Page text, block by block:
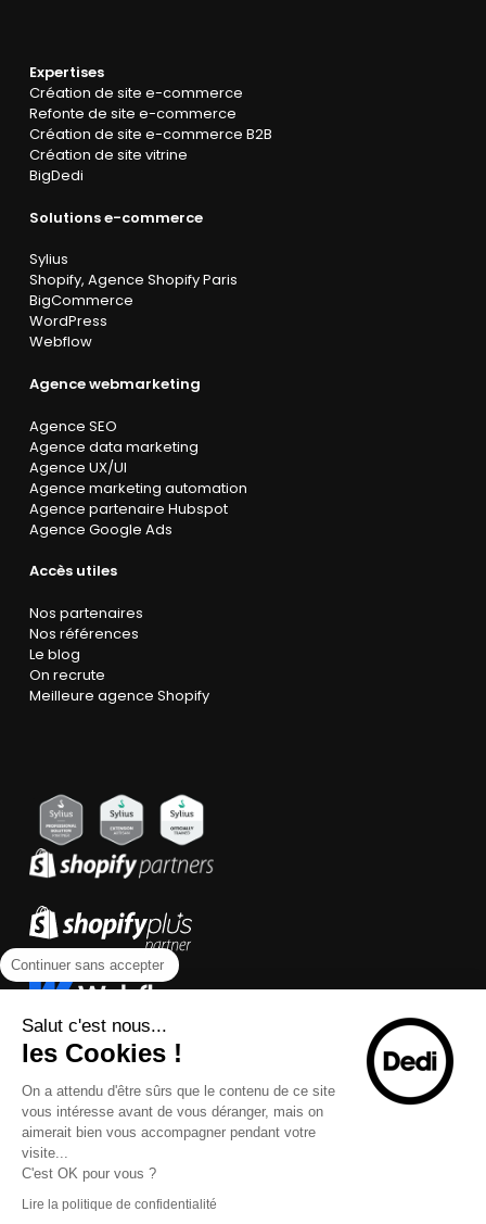
Expertises
Création de site e-commerce
Refonte de site e-commerce
Création de site e-commerce B2B
Création de site vitrine
BigDedi
Solutions e-commerce
Sylius
Shopify, Agence Shopify Paris
BigCommerce
WordPress
Webflow
Agence webmarketing
Agence SEO
Agence data marketing
Agence UX/UI
Agence marketing automation
Agence partenaire Hubspot
Agence Google Ads
Accès utiles
Nos partenaires
Nos références
Le blog
On recrute
Meilleure agence Shopify
Continuer sans accepter
Salut c'est nous...
les Cookies !
On a attendu d'être sûrs que le contenu de ce site
vous intéresse avant de vous déranger, mais on
aimerait bien vous accompagner pendant votre
visite...
C'est OK pour vous ?
Lire la politique de confidentialité